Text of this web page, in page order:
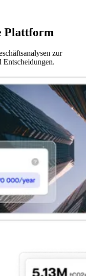
Plattform
zur